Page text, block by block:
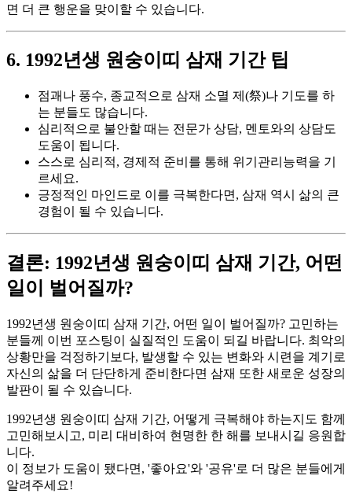
면 더 큰 행운을 맞이할 수 있습니다.
6. 1992년생 원숭이띠 삼재 기간 팁
점괘나 풍수, 종교적으로 삼재 소멸 제(祭)나 기도를 하
는 분들도 많습니다.
심리적으로 불안할 때는 전문가 상담, 멘토와의 상담도
도움이 됩니다.
스스로 심리적, 경제적 준비를 통해 위기관리능력을 기
르세요.
긍정적인 마인드로 이를 극복한다면, 삼재 역시 삶의 큰
경험이 될 수 있습니다.
결론: 1992년생 원숭이띠 삼재 기간, 어떤
일이 벌어질까?
1992년생 원숭이띠 삼재 기간, 어떤 일이 벌어질까? 고민하는
분들께 이번 포스팅이 실질적인 도움이 되길 바랍니다. 최악의
상황만을 걱정하기보다, 발생할 수 있는 변화와 시련을 계기로
자신의 삶을 더 단단하게 준비한다면 삼재 또한 새로운 성장의
발판이 될 수 있습니다.
1992년생 원숭이띠 삼재 기간, 어떻게 극복해야 하는지도 함께
고민해보시고, 미리 대비하여 현명한 한 해를 보내시길 응원합
니다.
이 정보가 도움이 됐다면, '좋아요'와 '공유'로 더 많은 분들에게
알려주세요!